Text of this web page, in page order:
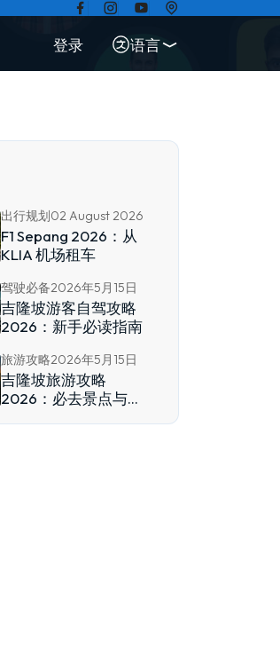
登录 语言
出行规划02 August 2026
F1 Sepang 2026：从
KLIA 机场租车
驾驶必备2026年5月15日
吉隆坡游客自驾攻略
2026：新手必读指南
旅游攻略2026年5月15日
吉隆坡旅游攻略
2026：必去景点与自